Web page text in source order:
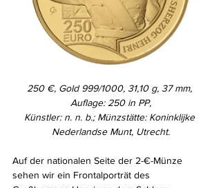
250 €, Gold 999/1000, 31,10 g, 37 mm,
Auflage: 250 in PP,
Künstler: n. n. b.; Münzstätte: Koninklijke
Nederlandse Munt, Utrecht.
Auf der nationalen Seite der 2-€-Münze
sehen wir ein Frontalporträt des